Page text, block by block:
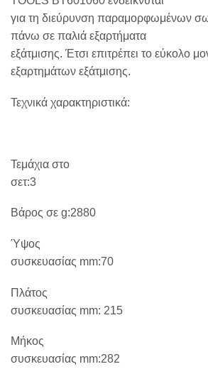
για τη διεύρυνση παραμορφωμένων
πάνω σε παλιά εξαρτήματα
εξάτμισης. Έτσι επιτρέπει το εύκολο
εξαρτημάτων εξάτμισης.
Τεχνικά χαρακτηριστικά:
Τεμάχια στο
σετ:3
Βάρος σε g:2880
Ύψος
συσκευασίας mm:70
Πλάτος
συσκευασίας mm: 215
Μήκος
συσκευασίας mm:282